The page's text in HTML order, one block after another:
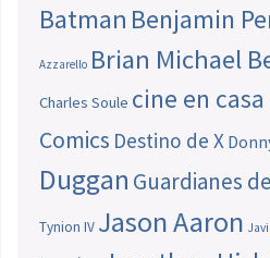
Batman Benjamin
Azzarello Brian Michael
Charles Soule cine en casa
Comics Destino de X
Duggan Guardianes
Tynion IV Jason Aaron